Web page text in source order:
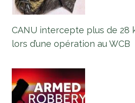
CANU intercepte plus de 28
lors d’une opération au WCB